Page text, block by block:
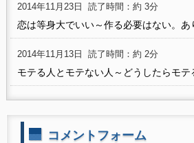
2014年11月23日 読了時間：約 3分
恋は等身大でいい～作る必要はない。あ
2014年11月13日 読了時間：約 2分
モテる人とモテない人～どうしたらモテ
コメントフォーム